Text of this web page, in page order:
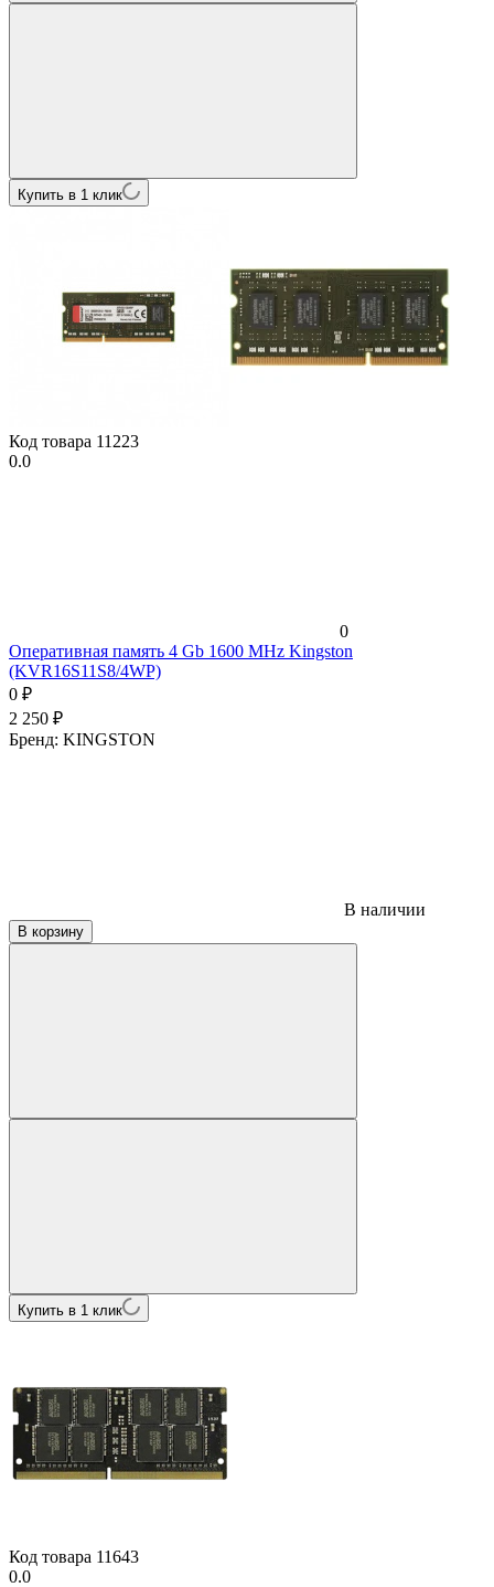
Купить в 1 клик
Код товара 11223
0.0
0
Оперативная память 4 Gb 1600 MHz Kingston
(KVR16S11S8/4WP)
0 ₽
2 250 ₽
Бренд: KINGSTON
В наличии
В корзину
Купить в 1 клик
Код товара 11643
0.0